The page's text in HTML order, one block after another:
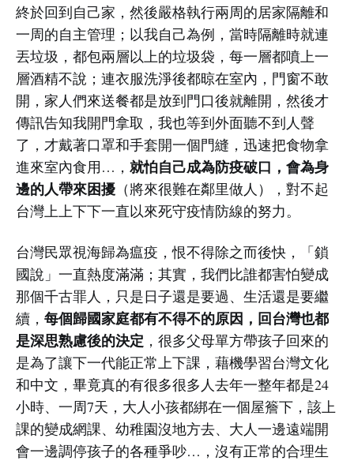
終於回到自己家，然後嚴格執行兩周的居家隔離和
一周的自主管理；以我自己為例，當時隔離時就連
丟垃圾，都包兩層以上的垃圾袋，每一層都噴上一
層酒精不說；連衣服洗淨後都晾在室內，門窗不敢
開，家人們來送餐都是放到門口後就離開，然後才
傳訊告知我開門拿取，我也等到外面聽不到人聲
了，才戴著口罩和手套開一個門縫，迅速把食物拿
進來室內食用…， 就怕自己成為防疫破口，會為身
邊的人帶來困擾 （將來很難在鄰里做人），對不起
台灣上上下下一直以來死守疫情防線的努力。
台灣民眾視海歸為瘟疫，恨不得除之而後快，「鎖
國說」一直熱度滿滿；其實，我們比誰都害怕變成
那個千古罪人，只是日子還是要過、生活還是要繼
續， 每個歸國家庭都有不得不的原因，回台灣也都
是深思熟慮後的決定 ，很多父母單方帶孩子回來的
是為了讓下一代能正常上下課，藉機學習台灣文化
和中文，畢竟真的有很多很多人去年一整年都是24
小時、一周7天，大人小孩都綁在一個屋簷下，該上
課的變成網課、幼稚園沒地方去、大人一邊遠端開
會一邊調停孩子的各種爭吵…，沒有正常的合理生